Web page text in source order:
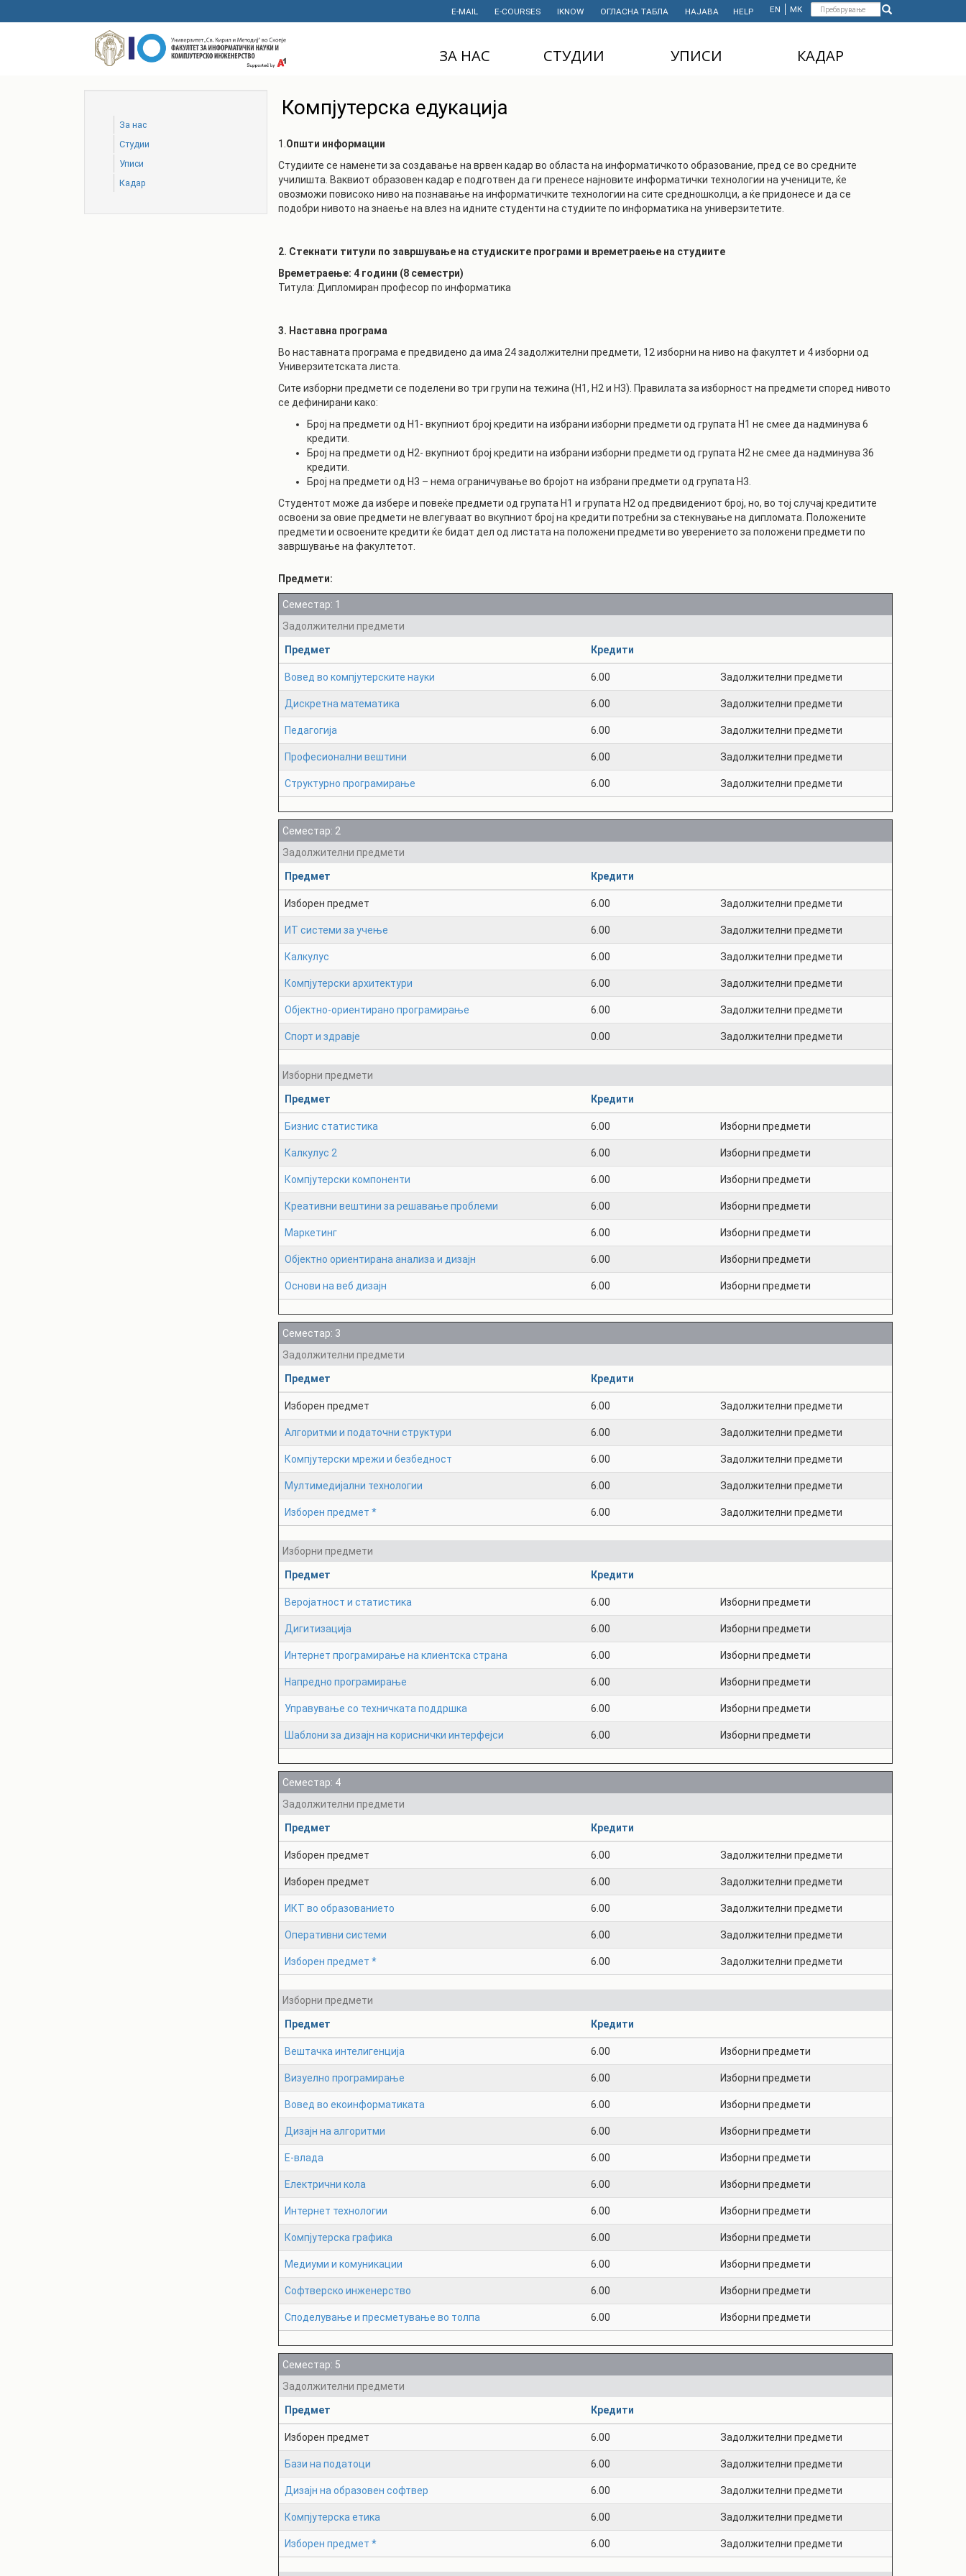
to
Форма
пребарување
Пребарување
EN МК
E-MAIL E-COURSES IKNOW ОГЛАСНА ТАБЛА НАЈАВА HELP
ЗА НАС
ИНСТИТУТИ
ПРОЕКТИ
НАУЧНА
ФИНАНСИИ
ИСТОРИЈАТ
ЛАБОРАТОРИИ
ФАКУЛТЕТОТ
АЛУМНИ
СТУДИИ
ДОКТОРСКИ
СТУДИИ
ПРОФЕСИОНАЛНИ
СТУДЕНТСКА
КАЛЕНДАР
МАГИСТЕРСКИ
УПИСИ
ДОКТОРСКИ СТУДИИ
MASTER'S STUDIES
FOR INTERNATIONAL
КАДАР
За нас
Студии
Уписи
Кадар
Компјутерска едукација
1. Општи информации
Студиите се наменети за создавање на врвен кадар во областа на информатичкото образование, пред се во средните
училишта. Ваквиот образовeн кадар е подготвен да ги пренесе најновите информатички технологии на учениците, ќе
овозможи повисоко ниво на познавање на информатичките технологии на сите средношколци, а ќе придонесе и да се
подобри нивото на знаење на влез на идните студенти на студиите по информатика на универзитетите.
2. Стекнати титули по завршување на студиските програми и времетраење на студиите
Времетраење: 4 години (8 семестри)
Титула: Дипломиран професор по информатика
3. Наставна програма
Во наставната програма е предвидено да има 24 задолжителни предмети, 12 изборни на ниво на факултет и 4 изборни од
Универзитетската листа.
Сите изборни предмети се поделени во три групи на тежина (Н1, Н2 и Н3). Правилата за изборност на предмети според нивото
се дефинирани како:
Број на предмети од Н1- вкупниот број кредити на избрани изборни предмети од групата Н1 не смее да надминува 6
кредити.
Број на предмети од Н2- вкупниот број кредити на избрани изборни предмети од групата Н2 не смее да надминува 36
кредити.
Број на предмети од Н3 – нема ограничување во бројот на избрани предмети од групата Н3.
Студентот може да избере и повеќе предмети од групата Н1 и групата Н2 од предвидениот број, но, во тој случај кредитите
освоени за овие предмети не влегуваат во вкупниот број на кредити потребни за стекнување на дипломата. Положените
предмети и освоените кредити ќе бидат дел од листата на положени предмети во уверението за положени предмети по
завршување на факултетот.
Предмети:
Семестар: 1
Задолжителни предмети
Предмет Кредити
Вовед во компјутерските науки 6.00 Задолжителни предмети
Дискретна математика 6.00 Задолжителни предмети
Педагогија 6.00 Задолжителни предмети
Професионални вештини 6.00 Задолжителни предмети
Структурно програмирање 6.00 Задолжителни предмети
Семестар: 2
Задолжителни предмети
Предмет Кредити
Изборен предмет 6.00 Задолжителни предмети
ИТ системи за учење 6.00 Задолжителни предмети
Калкулус 6.00 Задолжителни предмети
Компјутерски архитектури 6.00 Задолжителни предмети
Објектно-ориентирано програмирање 6.00 Задолжителни предмети
Спорт и здравје 0.00 Задолжителни предмети
Изборни предмети
Предмет Кредити
Бизнис статистика 6.00 Изборни предмети
Калкулус 2 6.00 Изборни предмети
Компјутерски компоненти 6.00 Изборни предмети
Креативни вештини за решавање проблеми 6.00 Изборни предмети
Маркетинг 6.00 Изборни предмети
Објектно ориентирана анализа и дизајн 6.00 Изборни предмети
Основи на веб дизајн 6.00 Изборни предмети
Семестар: 3
Задолжителни предмети
Предмет Кредити
Изборен предмет 6.00 Задолжителни предмети
Алгоритми и податочни структури 6.00 Задолжителни предмети
Компјутерски мрежи и безбедност 6.00 Задолжителни предмети
Мултимедијални технологии 6.00 Задолжителни предмети
Изборен предмет * 6.00 Задолжителни предмети
Изборни предмети
Предмет Кредити
Веројатност и статистика 6.00 Изборни предмети
Дигитизација 6.00 Изборни предмети
Интернет програмирање на клиентска страна 6.00 Изборни предмети
Напредно програмирање 6.00 Изборни предмети
Управување со техничката поддршка 6.00 Изборни предмети
Шаблони за дизајн на кориснички интерфејси 6.00 Изборни предмети
Семестар: 4
Задолжителни предмети
Предмет Кредити
Изборен предмет 6.00 Задолжителни предмети
Изборен предмет 6.00 Задолжителни предмети
ИКТ во образованието 6.00 Задолжителни предмети
Оперативни системи 6.00 Задолжителни предмети
Изборен предмет * 6.00 Задолжителни предмети
Изборни предмети
Предмет Кредити
Вештачка интелигенција 6.00 Изборни предмети
Визуелно програмирање 6.00 Изборни предмети
Вовед во екоинформатиката 6.00 Изборни предмети
Дизајн на алгоритми 6.00 Изборни предмети
Е-влада 6.00 Изборни предмети
Електрични кола 6.00 Изборни предмети
Интернет технологии 6.00 Изборни предмети
Компјутерска графика 6.00 Изборни предмети
Медиуми и комуникации 6.00 Изборни предмети
Софтверско инженерство 6.00 Изборни предмети
Споделување и пресметување во толпа 6.00 Изборни предмети
Семестар: 5
Задолжителни предмети
Предмет Кредити
Изборен предмет 6.00 Задолжителни предмети
Бази на податоци 6.00 Задолжителни предмети
Дизајн на образовен софтвер 6.00 Задолжителни предмети
Компјутерска етика 6.00 Задолжителни предмети
Изборен предмет * 6.00 Задолжителни предмети